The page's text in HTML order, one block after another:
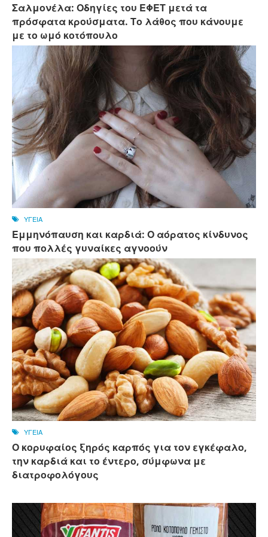
Σαλμονέλα: Οδηγίες του ΕΦΕΤ μετά τα
πρόσφατα κρούσματα. Το λάθος που κάνουμε
με το ωμό κοτόπουλο
ΥΓΕΙΑ
Εμμηνόπαυση και καρδιά: Ο αόρατος κίνδυνος
που πολλές γυναίκες αγνοούν
ΥΓΕΙΑ
Ο κορυφαίος ξηρός καρπός για τον εγκέφαλο,
την καρδιά και το έντερο, σύμφωνα με
διατροφολόγους